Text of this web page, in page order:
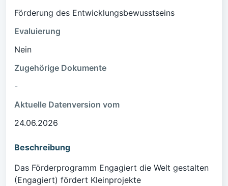
Förderung des Entwicklungsbewusstseins
Evaluierung
Nein
Zugehörige Dokumente
-
Aktuelle Datenversion vom
24.06.2026
Beschreibung
Das Förderprogramm Engagiert die Welt gestalten
(Engagiert) fördert Kleinprojekte